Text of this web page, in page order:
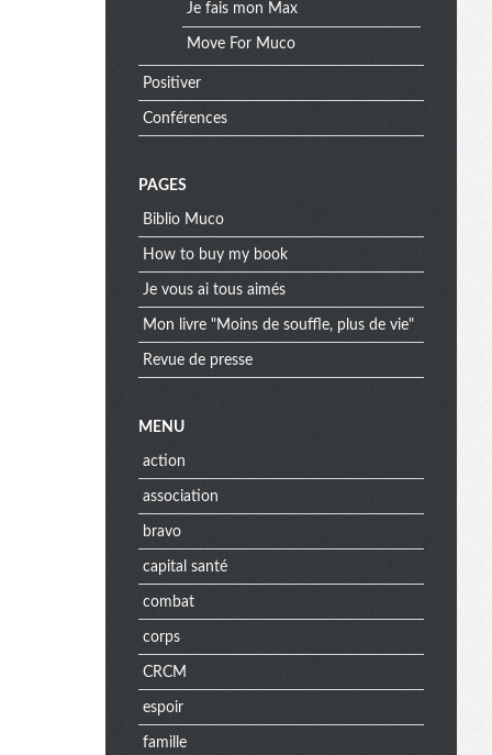
Je fais mon Max
Move For Muco
Positiver
Conférences
PAGES
Biblio Muco
How to buy my book
Je vous ai tous aimés
Mon livre "Moins de souffle, plus de vie"
Revue de presse
MENU
action
association
bravo
capital santé
combat
corps
CRCM
espoir
famille